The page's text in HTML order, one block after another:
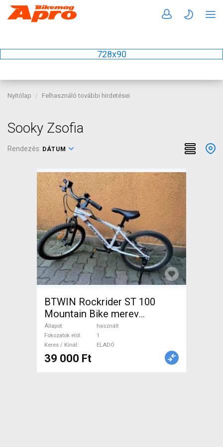
728x90
Nyitólap Felhasználó további hirdetései
Sooky Zsofia
Rendezés: DÁTUM
BTWIN Rockrider ST 100
Mountain Bike merev
használt ELADÓ
Állapot
használt
Fokozatok elöl
1
Keres / Kínál
ELADÓ
39 000 Ft